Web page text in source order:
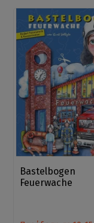
Bastelbogen
Feuerwache